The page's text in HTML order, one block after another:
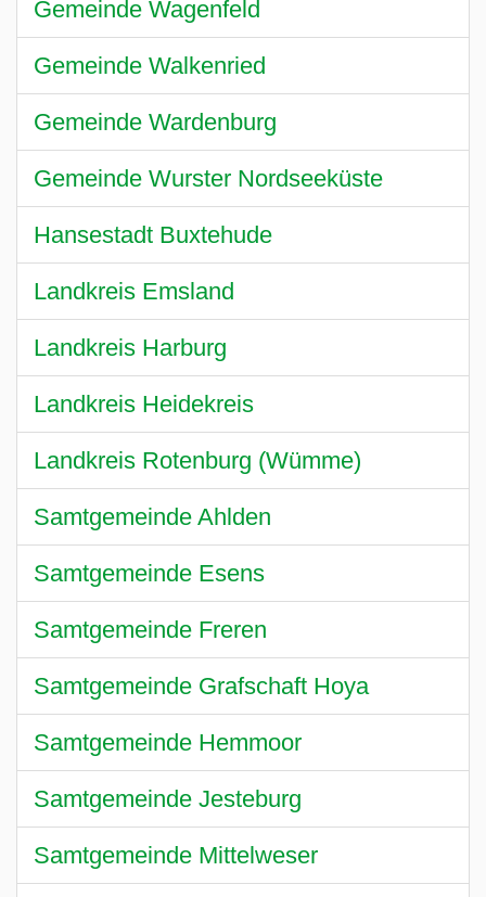
Gemeinde Wagenfeld
Gemeinde Walkenried
Gemeinde Wardenburg
Gemeinde Wurster Nordseeküste
Hansestadt Buxtehude
Landkreis Emsland
Landkreis Harburg
Landkreis Heidekreis
Landkreis Rotenburg (Wümme)
Samtgemeinde Ahlden
Samtgemeinde Esens
Samtgemeinde Freren
Samtgemeinde Grafschaft Hoya
Samtgemeinde Hemmoor
Samtgemeinde Jesteburg
Samtgemeinde Mittelweser